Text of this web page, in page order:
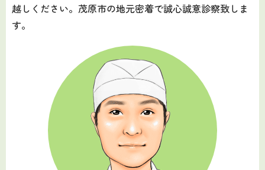
越しください。茂原市の地元密着で誠心誠意診察致しま
す。